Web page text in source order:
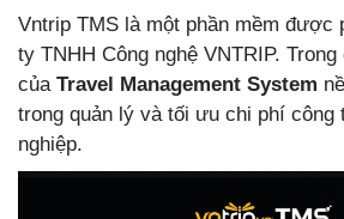
Vntrip TMS là một phần mềm được
ty TNHH Công nghệ VNTRIP.
của Travel Management System
trong quản lý và tối ưu chi phí công
nghiệp.